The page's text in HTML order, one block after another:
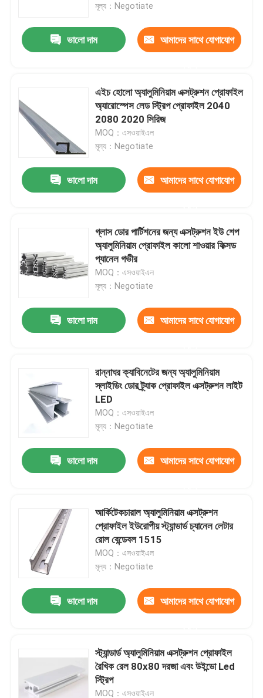
পণ্য
আমাদের সম্পর্কে
মান নিয়ন্ত্রণ
মিল ফিনিশ অ্যালুমিনিয়াম কয়েল
রঙিন প্রলিপ্ত অ্যালুমিনিয়াম কয়েল
কোল্ড রোল্ড অ্যালুমিনিয়াম কয়েল
মূল্য：Negotiate
ভালো দাম আমাদের সাথে যোগাযোগ
এইচ হোলো অ্যালুমিনিয়াম এক্সট্রুশন প্রোফাইল
অ্যারোস্পেস লেড স্ট্রিপ প্রোফাইল 2040
2080 2020 সিরিজ
MOQ：এসওয়াইএল
মূল্য：Negotiate
ভালো দাম আমাদের সাথে যোগাযোগ
গ্লাস ডোর পার্টিশনের জন্য এক্সট্রুশন ইউ শেপ
অ্যালুমিনিয়াম প্রোফাইল কালো শাওয়ার ফিক্সড
প্যানেল গভীর
MOQ：এসওয়াইএল
মূল্য：Negotiate
ভালো দাম আমাদের সাথে যোগাযোগ
রান্নাঘর ক্যাবিনেটের জন্য অ্যালুমিনিয়াম
স্লাইডিং ডোর ট্র্যাক প্রোফাইল এক্সট্রুশন লাইট
LED
MOQ：এসওয়াইএল
মূল্য：Negotiate
ভালো দাম আমাদের সাথে যোগাযোগ
আর্কিটেকচারাল অ্যালুমিনিয়াম এক্সট্রুশন
প্রোফাইল ইউরোপীয় স্ট্যান্ডার্ড চ্যানেল লেটার
রোল বেন্ডেবল 1515
MOQ：এসওয়াইএল
মূল্য：Negotiate
ভালো দাম আমাদের সাথে যোগাযোগ
স্ট্যান্ডার্ড অ্যালুমিনিয়াম এক্সট্রুশন প্রোফাইল
রৈখিক রেল 80x80 দরজা এবং উইন্ডো Led
স্ট্রিপ
MOQ：এসওয়াইএল